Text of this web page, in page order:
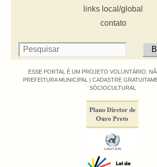
links local/global
contato
ESSE PORTAL É UM PROJETO VOLUNTÁRIO.
PREFEITURA MUNICIPAL | CADASTRE
SÓCIOCULTURAL